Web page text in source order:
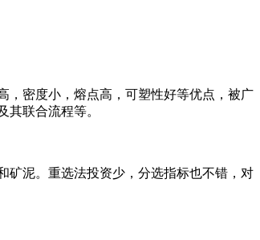
，密度小，熔点高，可塑性好等优点，被广
联合流程等。
矿泥。重选法投资少，分选指标也不错，对